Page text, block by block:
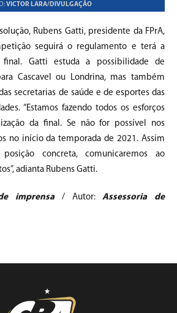
VICTOR LARA/DIVULGAÇÃO
Rubens Gatti, presidente da FPrA,
seguirá o regulamento e terá a
final. Gatti estuda a possibilidade de
Cascavel ou Londrina, mas também
secretarias de saúde e de esportes das
“Estamos fazendo todos os esforços
da final. Se não for possível nos
no início da temporada de 2021. Assim
concreta, comunicaremos ao
adianta Rubens Gatti.
imprensa/ Autor:Assessoria de